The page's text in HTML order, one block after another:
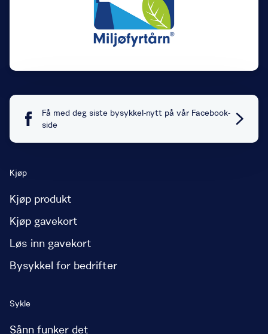
Få med deg siste bysykkel-nytt på vår Facebook-
side
Kjøp
Kjøp produkt
Kjøp gavekort
Løs inn gavekort
Bysykkel for bedrifter
Sykle
Sånn funker det